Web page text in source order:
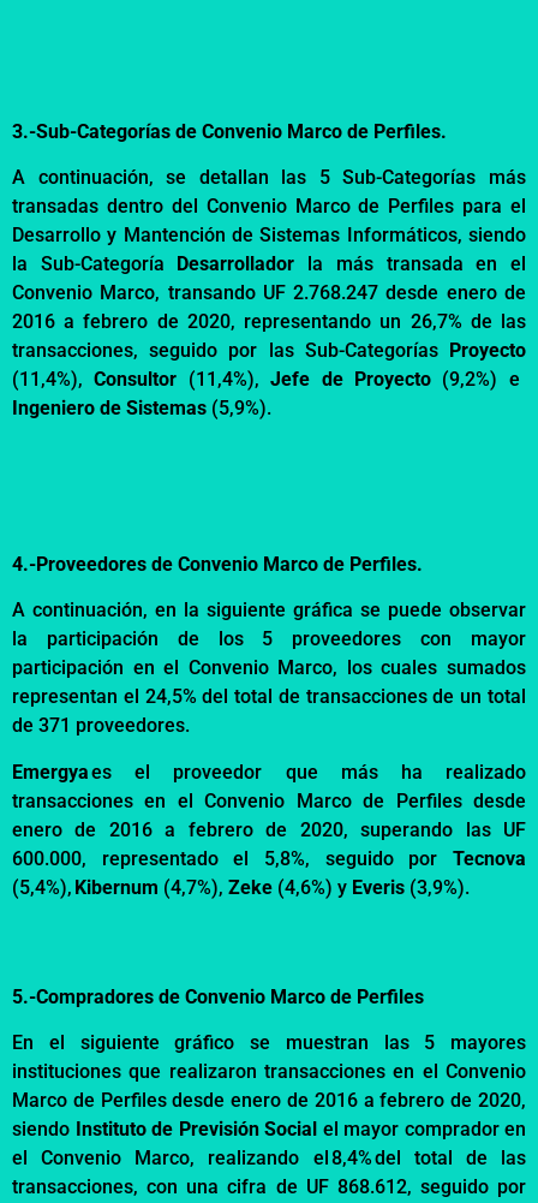
3.-Sub-Categorías de Convenio Marco de Perfiles.
A continuación, se detallan las 5 Sub-Categorías más
transadas dentro del Convenio Marco de Perfiles para el
Desarrollo y Mantención de Sistemas Informáticos, siendo
la Sub-Categoría
Desarrollador la más transada en el
Convenio Marco, transando UF 2.768.247 desde enero de
2016 a febrero de 2020, representando un 26,7% de las
transacciones, seguido por las Sub-Categorías
Proyecto
(11,4%),Consultor (11,4%),Jefe de Proyecto(9,2%) e
Ingeniero de Sistemas (5,9%).
4.-Proveedores de Convenio Marco de Perfiles.
A continuación, en la siguiente gráfica se puede observar
la participación de los 5 proveedores con mayor
participación en el Convenio Marco, los cuales sumados
representan el 24,5% del total de transacciones de un total
de 371 proveedores.
Emergyaes el proveedor que más ha realizado
transacciones en el Convenio Marcode Perfilesdesde
enero de 2016 a febrero de 2020, superando las UF
600.000, representado el 5,8%, seguido porTecnova
(5,4%), Kibernum (4,7%), Zeke (4,6%) y Everis (3,9%).
5.-Compradores de Convenio Marco de Perfiles
En el siguiente gráfico se muestran las 5 mayores
instituciones que realizaron transacciones en el Convenio
Marco de Perfiles desde enero de 2016 a febrero de 2020,
siendo Instituto de Previsión Social el mayor comprador en
el Convenio Marco, realizando el8,4%del total de las
transacciones, con una cifra de UF 868.612, seguido por